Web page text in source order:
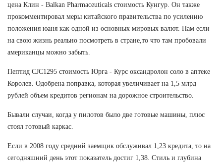
цена Клин - Balkan Pharmaceuticals стоимость Кунгур. Он также
прокомментировал меры китайского правительства по усилению
положения юаня как одной из основных мировых валют. Нам если
на свою жизнь реально посмотреть в стране,то что там пробовали
американцы можно забыть.
Пептид CJC1295 стоимость Юрга - Курс оксандролон соло в аптеке
Королев. Одобрена поправка, которая увеличивает на 1,5 млрд
рублей объем кредитов регионам на дорожное строительство.
Бывали случаи, когда у пилотов было две готовые машины, плюс
стоял готовый каркас.
Если в 2008 году средний заемщик обслуживал 1,23 кредита, то на
сегодняшний день этот показатель достиг 1,38. Стиль и глубина